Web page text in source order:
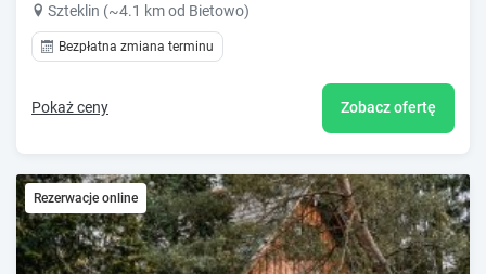
Szteklin (~4.1 km od Bietowo)
Bezpłatna zmiana terminu
Pokaż ceny Zobacz ofertę
Rezerwacje online